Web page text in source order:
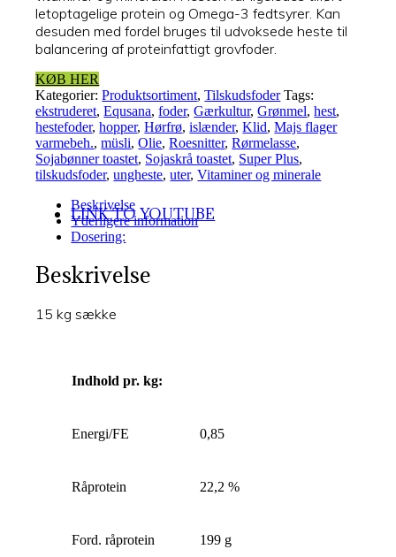
LINK TO YOUTUBE
letoptagelige protein og Omega-3 fedtsyrer. Kan
desuden med fordel bruges til udvoksede heste til
balancering af proteinfattigt grovfoder.
KØB HER
Kategorier:Produktsortiment,Tilskudsfoder Tags:
ekstruderet,Equsana,foder,Gærkultur,Grønmel,hest,
hestefoder,hopper,Hørfrø,islænder,Klid,Majs flager
varmebeh.,müsli,Olie,Roesnitter,Rørmelasse,
Sojabønner toastet, Sojaskrå toastet, Super Plus,
tilskudsfoder,ungheste,uter,Vitaminer og minerale
Beskrivelse
Yderligere information
Dosering:
Beskrivelse
15 kg sække
Indhold pr. kg:
Energi/FE 0,85
Råprotein 22,2 %
Ford. råprotein 199 g